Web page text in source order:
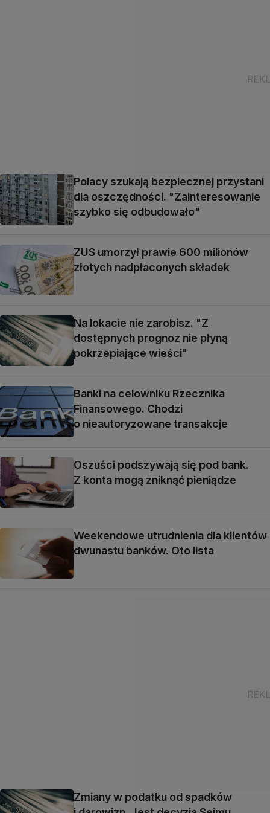
Polacy szukają bezpiecznej przystani
dla oszczędności. "Zainteresowanie
szybko się odbudowało"
ZUS umorzył prawie 600 milionów
złotych nadpłaconych składek
Na lokacie nie zarobisz. "Z
dostępnych prognoz nie płyną
pokrzepiające wieści"
Banki na celowniku Rzecznika
Finansowego. Chodzi
o nieautoryzowane transakcje
Oszuści podszywają się pod bank.
Z konta mogą zniknąć pieniądze
Weekendowe utrudnienia dla klientów
dwunastu banków. Oto lista
Zmiany w podatku od spadków